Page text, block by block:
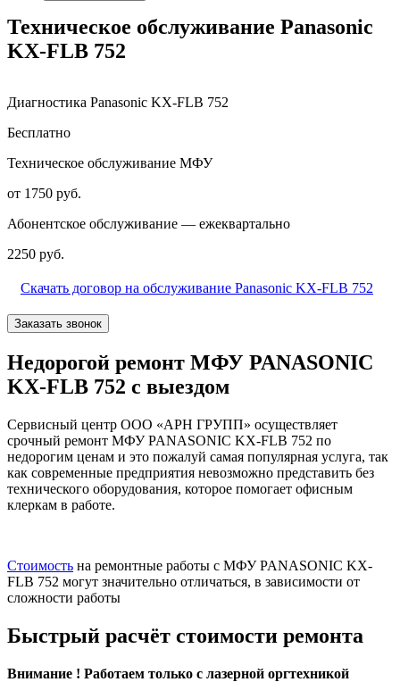
Техническое обслуживание Panasonic
KX-FLB 752
Диагностика Panasonic KX-FLB 752
Бесплатно
Техническое обслуживание МФУ
от 1750 руб.
Абонентское обслуживание — ежеквартально
2250 руб.
Скачать договор на обслуживание Panasonic KX-FLB 752
Заказать звонок
Недорогой ремонт МФУ PANASONIC
KX-FLB 752 с выездом
Сервисный центр ООО «АРН ГРУПП» осуществляет
срочный ремонт МФУ PANASONIC KX-FLB 752 по
недорогим ценам и это пожалуй самая популярная услуга, так
как современные предприятия невозможно представить без
технического оборудования, которое помогает офисным
клеркам в работе.
Стоимость на ремонтные работы с МФУ PANASONIC KX-
FLB 752 могут значительно отличаться, в зависимости от
сложности работы
Быстрый расчёт стоимости ремонта
Внимание ! Работаем только с лазерной оргтехникой